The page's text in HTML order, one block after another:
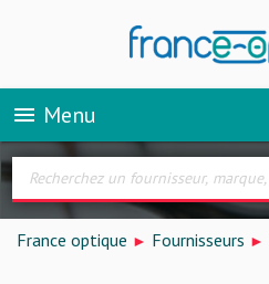
menu Menu
France optique Fournisseurs